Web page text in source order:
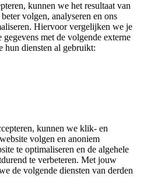
kunnen we het resultaat van
volgen, analyseren en ons
Hiervoor vergelijken we je
met de volgende externe
hun diensten al gebruikt:
kunnen we klik- en
volgen en anoniem
te optimaliseren en de algehele
te verbeteren. Met jouw
de volgende diensten van derden